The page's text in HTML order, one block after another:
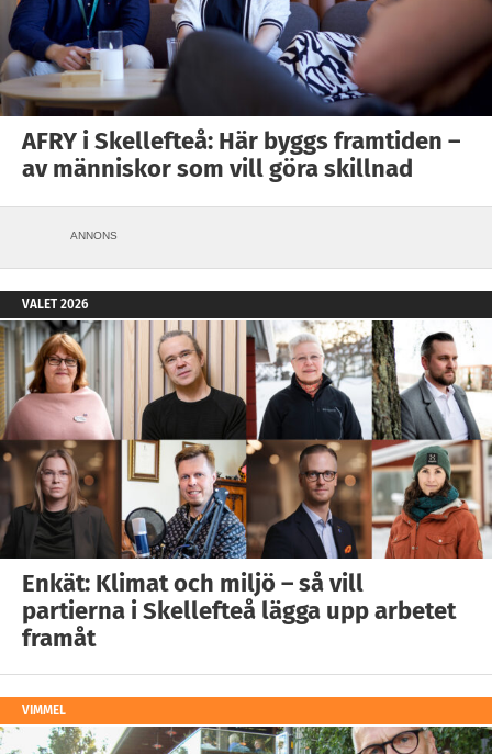
AFRY i Skellefteå: Här byggs framtiden –
av människor som vill göra skillnad
ANNONS
VALET 2026
Enkät: Klimat och miljö – så vill
partierna i Skellefteå lägga upp arbetet
framåt
VIMMEL